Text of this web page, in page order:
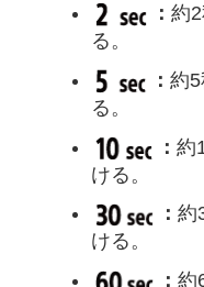
： 約
る。
： 約
る。
： 約
ける。
： 約
ける。
： 約